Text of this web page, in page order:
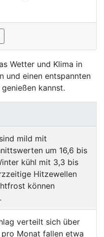
Wetter und Klima in
und einen entspannten
kannst.
mild mit
um 16,6 bis
kühl mit 3,3 bis
Hitzewellen
können
verteilt sich über
pro Monat fallen etwa